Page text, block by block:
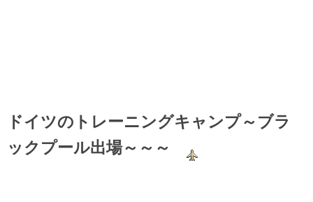
ドイツのトレーニングキャンプ～ブラ
ックプール出場～～～